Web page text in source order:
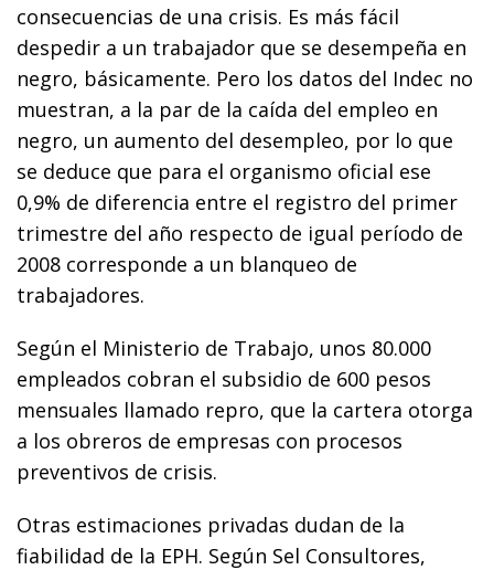
consecuencias de una crisis. Es más fácil
despedir a un trabajador que se desempeña en
negro, básicamente. Pero los datos del Indec no
muestran, a la par de la caída del empleo en
negro, un aumento del desempleo, por lo que
se deduce que para el organismo oficial ese
0,9% de diferencia entre el registro del primer
trimestre del año respecto de igual período de
2008 corresponde a un blanqueo de
trabajadores.
Según el Ministerio de Trabajo, unos 80.000
empleados cobran el subsidio de 600 pesos
mensuales llamado repro, que la cartera otorga
a los obreros de empresas con procesos
preventivos de crisis.
Otras estimaciones privadas dudan de la
fiabilidad de la EPH. Según Sel Consultores,